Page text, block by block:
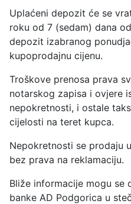
Uplaćeni depozit će se
roku od 7 (sedam) dana
depozit izabranog
kupoprodajnu cijenu.
Troškove prenosa prava
notarskog zapisa i ovjere
nepokretnosti, i ostale
cijelosti na teret kupca.
Nepokretnosti se prodaju
bez prava na reklamaciju.
Bliže informacije mogu se
banke AD Podgorica u